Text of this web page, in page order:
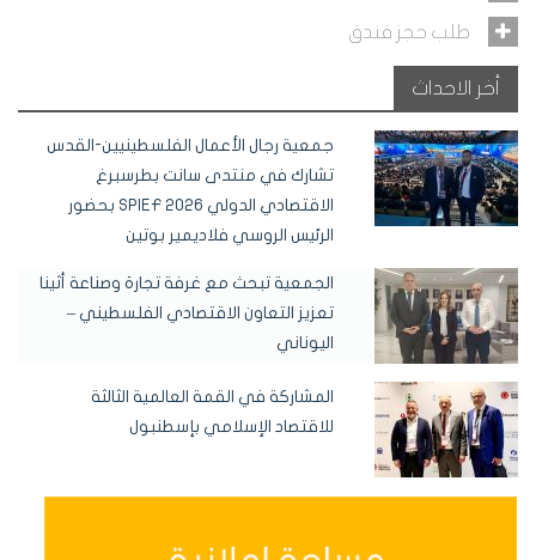
طلب حجز فندق
أخر الاحداث
جمعية رجال الأعمال الفلسطينيين-القدس
تشارك في منتدى سانت بطرسبرغ
الاقتصادي الدولي SPIEF 2026 بحضور
الرئيس الروسي فلاديمير بوتين
الجمعية تبحث مع غرفة تجارة وصناعة أثينا
تعزيز التعاون الاقتصادي الفلسطيني –
اليوناني
المشاركة في القمة العالمية الثالثة
للاقتصاد الإسلامي بإسطنبول